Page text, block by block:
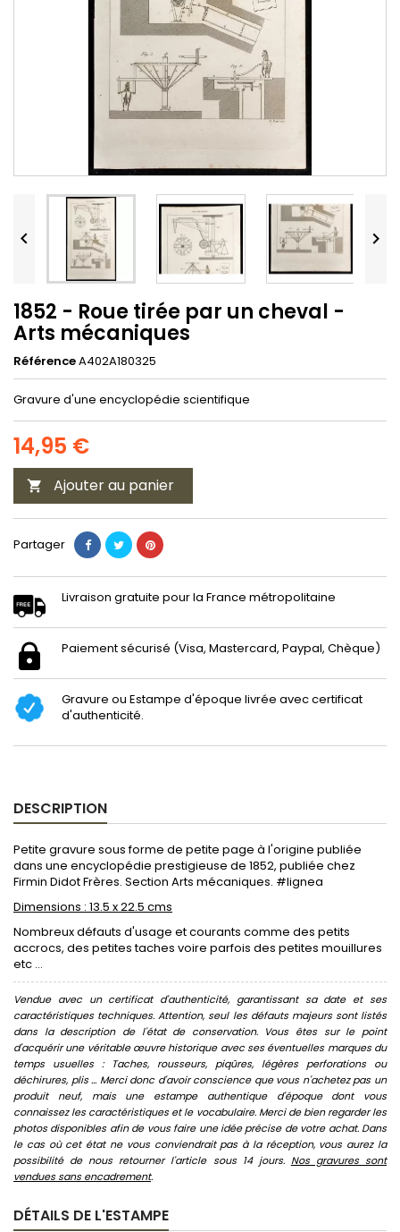
 
1852 - Roue tirée par un cheval -
Arts mécaniques
RéférenceA402A180325
Gravure d'une encyclopédie scientifique
14,95 €
 Ajouter au panier
Partager
Livraison gratuite pour la France métropolitaine
Paiement sécurisé (Visa, Mastercard, Paypal, Chèque)
Gravure ou Estampe d'époque livrée avec certificat
d'authenticité.
DESCRIPTION
Petite gravure sous forme de petite page à l'origine publiée
dans une encyclopédie prestigieuse de 1852, publiée chez
Firmin Didot Frères. Section Arts mécaniques. #lignea
Dimensions : 13.5 x 22.5 cms
Nombreux défauts d'usage et courants comme des petits
accrocs, des petites taches voire parfois des petites mouillures
etc ...
Vendue avec un certificat d'authenticité, garantissant sa date et ses
caractéristiques techniques. Attention, seul les défauts majeurs sont listés
dans la description de l'état de conservation. Vous êtes sur le point
d'acquérir une véritable œuvre historique avec ses éventuelles marques du
temps usuelles : Taches, rousseurs, piqûres, légères perforations ou
déchirures, plis ... Merci donc d'avoir conscience que vous n'achetez pas un
produit neuf, mais une estampe authentique d'époque dont vous
connaissez les caractéristiques et le vocabulaire. Merci de bien regarder les
photos disponibles afin de vous faire une idée précise de votre achat. Dans
le cas où cet état ne vous conviendrait pas à la réception, vous aurez la
possibilité de nous retourner l'article sous 14 jours. Nos gravures sont
vendues sans encadrement.
DÉTAILS DE L'ESTAMPE